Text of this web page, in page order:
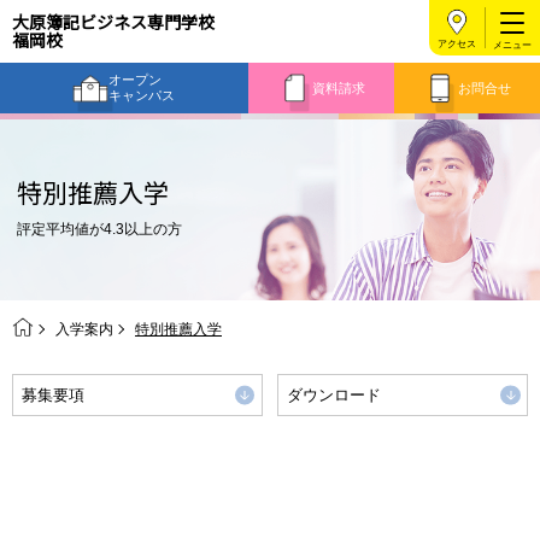
大原簿記ビジネス専門学校
福岡校
オープン
キャンパス
資料請求 お問合せ
アクセス
特別推薦入学
評定平均値が4.3以上の方
入学案内 特別推薦入学
募集要項 ダウンロード